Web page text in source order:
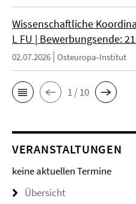
Wissenschaftliche
L FU | Bewerbungsende:
02.07.2026 Osteuropa-Institut
1 / 10
VERANSTALTUNGEN
keine aktuellen Termine
Übersicht